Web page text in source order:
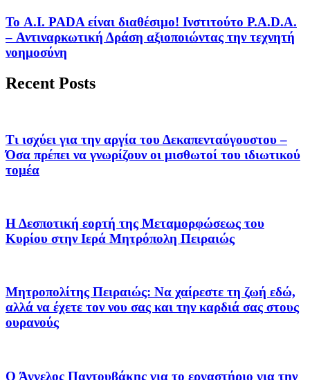
Το A.I. PADA είναι διαθέσιμο! Ινστιτούτο P.A.D.A.
– Αντιναρκωτική Δράση αξιοποιώντας την τεχνητή
νοημοσύνη
Recent Posts
Τι ισχύει για την αργία του Δεκαπενταύγουστου –
Όσα πρέπει να γνωρίζουν οι μισθωτοί του ιδιωτικού
τομέα
Η Δεσποτική εορτή της Μεταμορφώσεως του
Κυρίου στην Ιερά Μητρόπολη Πειραιώς
Μητροπολίτης Πειραιώς: Να χαίρεστε τη ζωή εδώ,
αλλά να έχετε τον νου σας και την καρδιά σας στους
ουρανούς
Ο Άγγελος Παντουβάκης για το εργαστήριο για την